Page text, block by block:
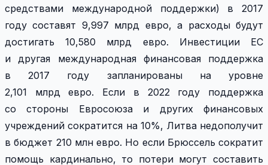
средствами международной поддержки) в 2017
году составят 9,997 млрд евро, а расходы будут
достигать 10,580 млрд евро. Инвестиции ЕС
и другая международная финансовая поддержка
в 2017 году запланированы на уровне
2,101 млрд евро. Если в 2022 году поддержка
со стороны Евросоюза и других финансовых
учреждений сократится на 10%, Литва недополучит
в бюджет 210 млн евро. Но если Брюссель сократит
помощь кардинально, то потери могут составить